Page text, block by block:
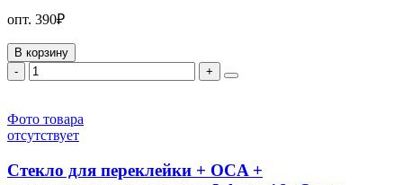
опт. 390₽
В корзину
-
+
Фото товара
отсутствует
Стекло для переклейки + OCA +